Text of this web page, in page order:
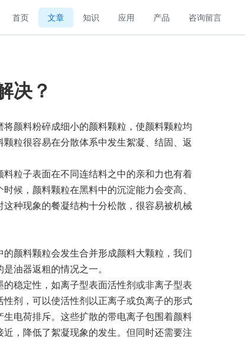
首页 文章 知识 应用 产品 咨询留言
决？
颜料粉碎成细小的颜料颗粒，使颜料颗粒均
颗粒很容易在分散体系中发生絮凝、结固、返
粒子表面在不同连结料之中的亲和力也有着
候，颜料颗粒在黑料中的沉淀能力会变高、
种现象的餐凝结构十分松散，很容易被机械
颜料颗粒会发生合并形成颜料大颗粒，我们
油器返粗的情况之一。
稳定性，如离子型表面活性剂或非离子型表
剂，可以使活性剂以正离子或负离子的形式
电荷排斥。这些扩散的带电离子包围着颜料
，降低了絮凝现象的发生。但同时还需要注